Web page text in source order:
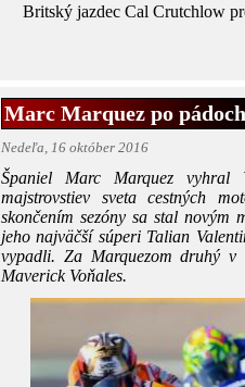
Britský jazdec Cal Crutchlow
Marc Marquez po
Nedeľa, 16 október 2016
Španiel Marc Marquez vyhral
majstrovstiev sveta cestných
skončením sezóny sa stal
jeho najväčší súperi Talian
vypadli. Za Marquezom druhý
Maverick Voňales.